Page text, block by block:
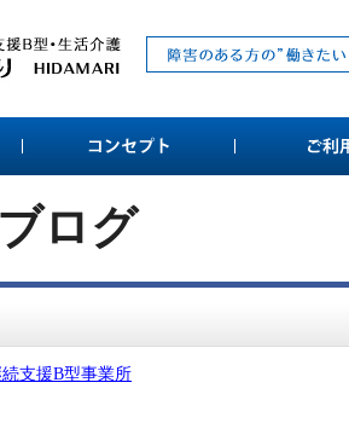
ログ
支援B型事業所